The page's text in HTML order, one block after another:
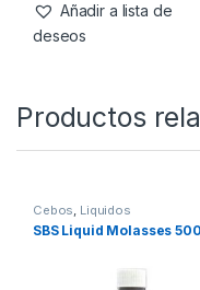
Añadir a lista de
deseos
Productos
Cebos, Liquidos
SBS Liquid Molasses